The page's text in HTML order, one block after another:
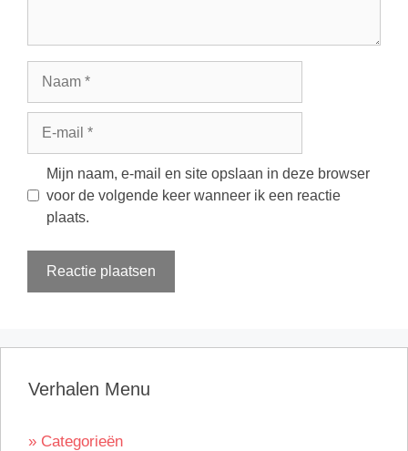
Mijn naam, e-mail en site opslaan in deze browser
voor de volgende keer wanneer ik een reactie
plaats.
Verhalen Menu
» Categorieën